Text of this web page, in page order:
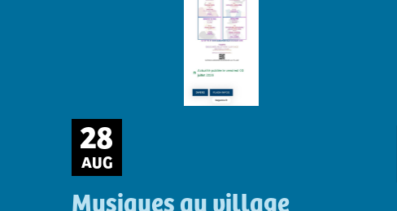
28
AUG
Musiques au village